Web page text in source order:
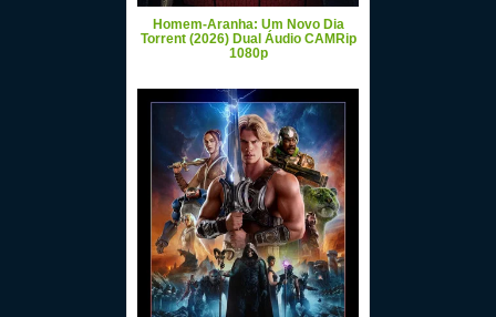
Homem-Aranha: Um Novo Dia
Torrent (2026) Dual Áudio CAMRip
1080p